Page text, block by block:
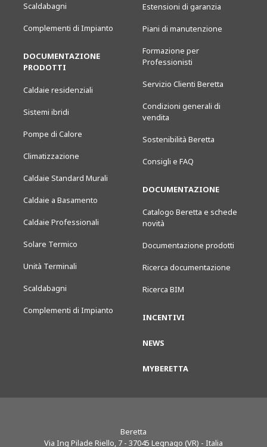
Scaldabagni
Complementi di Impianto
DOCUMENTAZIONE
PRODOTTI
Caldaie residenziali
Sistemi ibridi
Pompe di Calore
Climatizzazione
Caldaie Standard Murali
Caldaie a Basamento
Caldaie Professionali
Solare Termico
Unità Terminali
Scaldabagni
Complementi di Impianto
Estensioni di garanzia
Piani di manutenzione
Formazione per
Professionisti
Servizio Clienti Beretta
Condizioni generali di
vendita
Sostenibilità Beretta
Consigli e FAQ
DOCUMENTAZIONE
Catalogo Beretta e schede
novità
Documentazione prodotti
Ricerca documentazione
Ricerca BIM
INCENTIVI
NEWS
MYBERETTA
Beretta
Via Ing Pilade Riello, 7 - 37045 Legnago (VR) - Italia